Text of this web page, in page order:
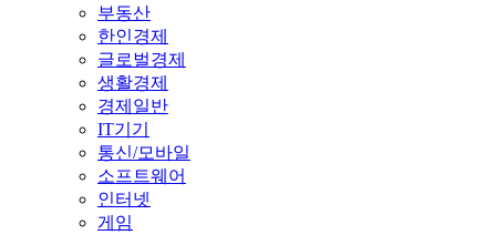
부동산
한인경제
글로벌경제
생활경제
경제일반
IT기기
통신/모바일
소프트웨어
인터넷
게임